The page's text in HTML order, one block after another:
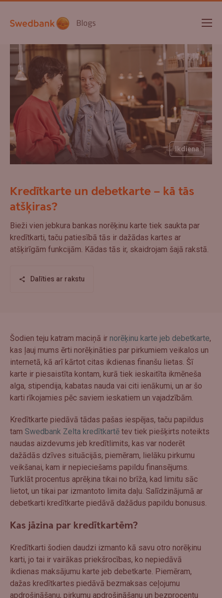
Blogs
Ikdiena
Kredītkarte un debetkarte – kā tās
atšķiras?
Bieži vien jebkura bankas norēķinu karte tiek saukta par
kredītkarti, taču patiesībā tās ir dažādas kartes ar
atšķirīgām funkcijām. Kādas tās ir, skaidrojam šajā rakstā.
Dalīties ar rakstu
Šodien teju katram maciņā ir norēķinu karte jeb debetkarte,
kas ļauj mums ērti norēķināties par pirkumiem veikalos un
internetā, kā arī kārtot citas ikdienas finanšu lietas. Šī
karte ir piesaistīta kontam, kurā tiek ieskaitīta ikmēneša
alga, stipendija, kabatas nauda vai citi ienākumi, un ar šo
karti rīkojamies pēc saviem ieskatiem un vajadzībām.
Kredītkarte piedāvā tādas pašas iespējas, taču papildus
tam Swedbank Zelta kredītkartē tev tiek piešķirts noteikts
naudas aizdevums jeb kredītlimits, kas var noderēt
dažādās dzīves situācijās, piemēram, lielāku pirkumu
veikšanai, kam ir nepieciešams papildu finansējums.
Turklāt procentus aprēķina tikai no brīža, kad limitu sāc
lietot, un tikai par izmantoto limita daļu. Salīdzinājumā ar
debetkarti kredītkarte piedāvā dažādus papildu bonusus.
Kas jāzina par kredītkartēm?
Kredītkarti šodien daudzi izmanto kā savu otro norēķinu
karti, jo tai ir vairākas priekšrocības, ko nepiedāvā
ikdienas maksājumu karte jeb debetkarte. Piemēram,
dažas kredītkartes piedāvā bezmaksas ceļojumu
apdrošināšanu, pirkumu apdrošināšanu un bezprocentu